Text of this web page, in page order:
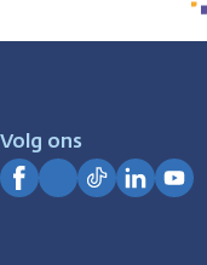
Volg ons